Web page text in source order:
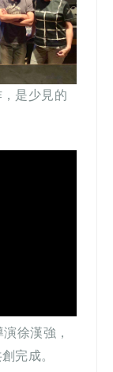
是少見的
徐漢強，
完成。